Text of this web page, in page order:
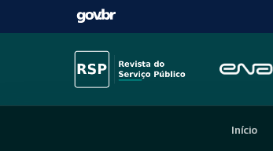
Início